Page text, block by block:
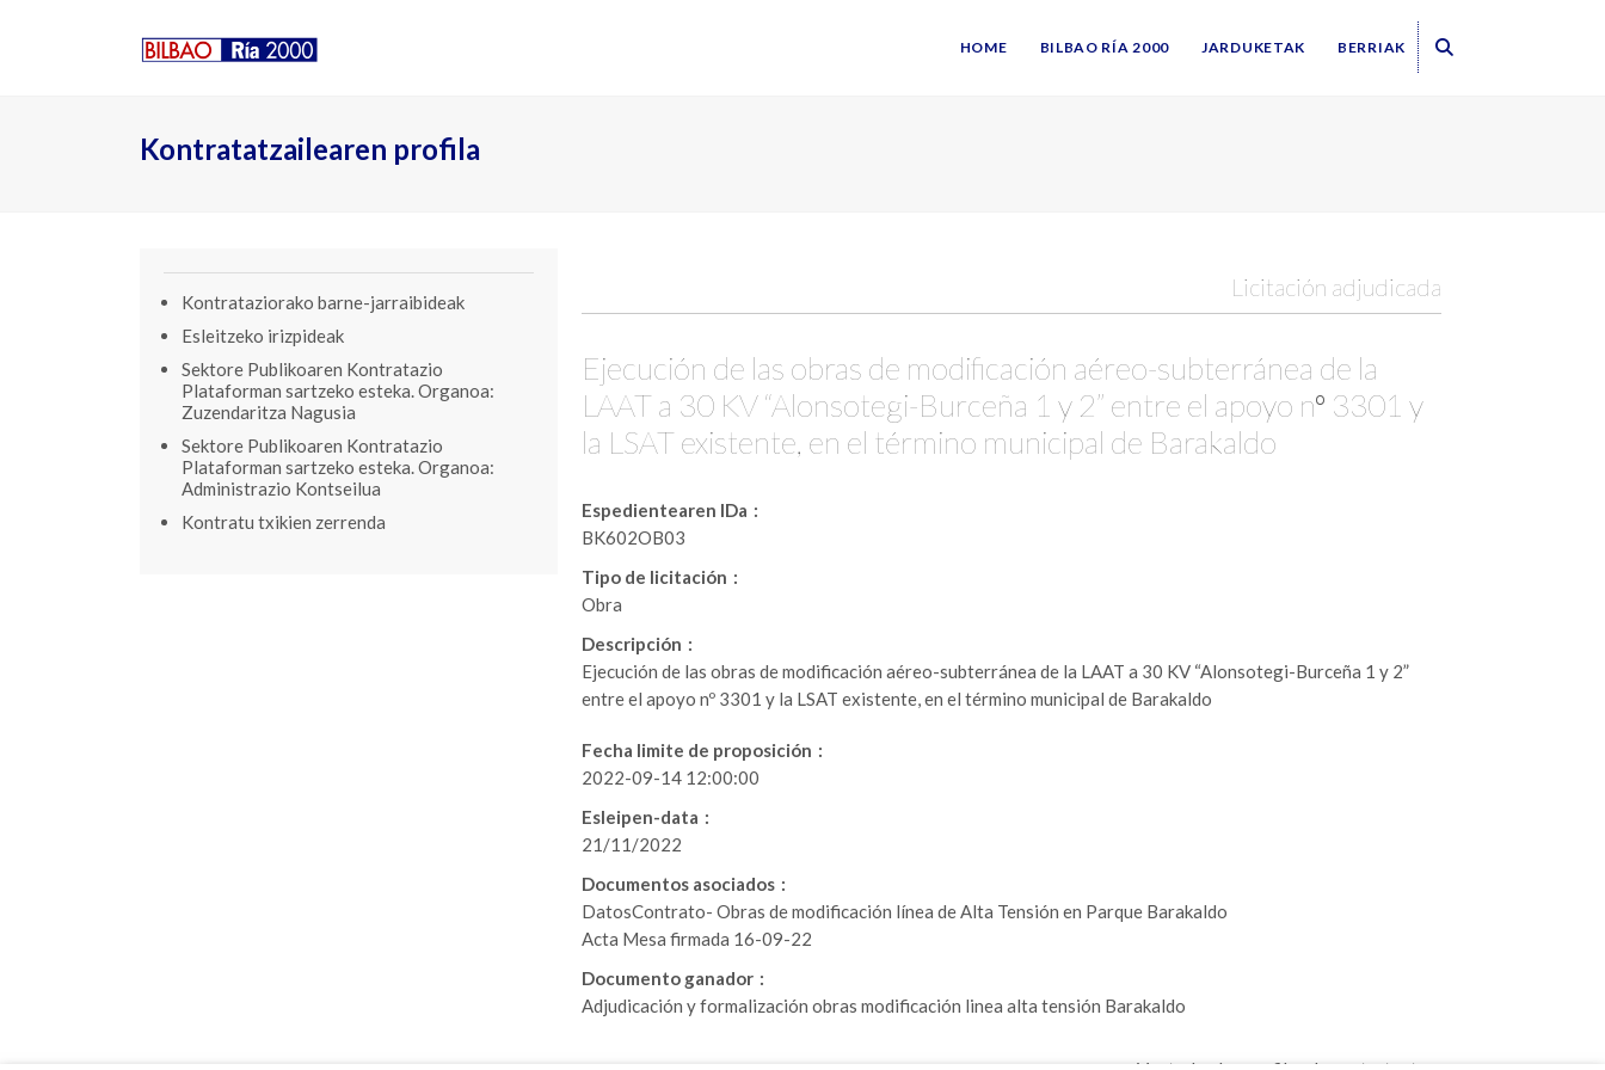
HOME BILBAO RÍA 2000 JARDUKETAK BERRIAK
Kontratatzailearen profila
Kontrataziorako barne-jarraibideak
Esleitzeko irizpideak
Sektore Publikoaren Kontratazio
Plataforman sartzeko esteka. Organoa:
Zuzendaritza Nagusia
Sektore Publikoaren Kontratazio
Plataforman sartzeko esteka. Organoa:
Administrazio Kontseilua
Kontratu txikien zerrenda
Licitación adjudicada
Ejecución de las obras de modificación aéreo-subterránea de la
LAAT a 30 KV “Alonsotegi-Burceña 1 y 2” entre el apoyo nº 3301 y
la LSAT existente, en el término municipal de Barakaldo
Espedientearen IDa
BK602OB03
Tipo de licitación
Obra
Descripción
Ejecución de las obras de modificación aéreo-subterránea de la LAAT a 30 KV “Alonsotegi-Burceña 1 y 2”
entre el apoyo nº 3301 y la LSAT existente, en el término municipal de Barakaldo
Fecha limite de proposición
2022-09-14 12:00:00
Esleipen-data
21/11/2022
Documentos asociados
DatosContrato- Obras de modificación línea de Alta Tensión en Parque Barakaldo
Acta Mesa firmada 16-09-22
Documento ganador
Adjudicación y formalización obras modificación linea alta tensión Barakaldo